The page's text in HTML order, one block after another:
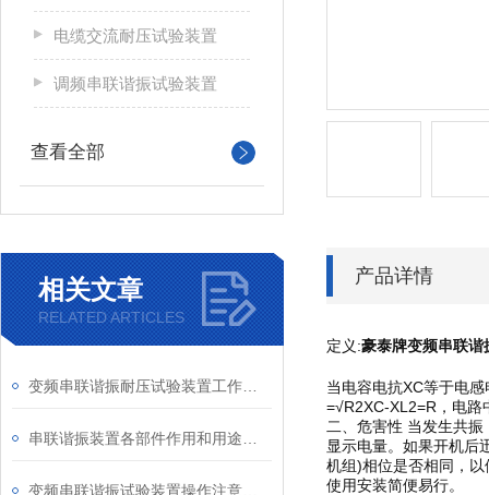
电缆交流耐压试验装置
调频串联谐振试验装置
查看全部
相关文章
RELATED ARTICLES
产品详情
定义:豪泰牌变频串联
当电容电抗XC等于电
=√R2XC-XL2=R，电路
二、危害性 当发生共
显示电量。如果开机后
机组)相位是否相同，
使用安装简便易行。